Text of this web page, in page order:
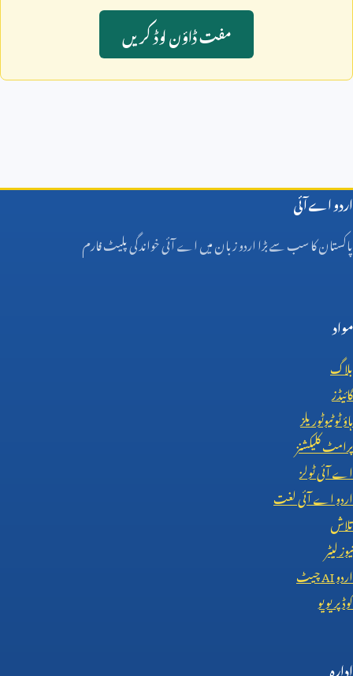
مفت ڈاؤن لوڈ کريں
اردو اے آئی
پاکستان کا سب سے بڑا اردو زبان میں اے آئی خواندگی پلیٹ فارم
مواد
بلاگ
گائیڈز
ہاؤ ٹو ٹیوٹوریلز
پرامٹ کلیکشنز
اے آئی ٹولز
اردو اے آئی لغت
تلاش
نیوز لیٹر
اردوAIچیٹ
کوڈ پریویو
ادارہ